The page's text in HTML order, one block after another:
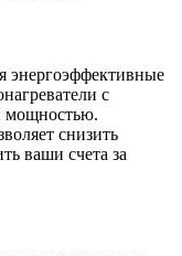
энергоэффективные
с
мощностью.
снизить
ваши счета за